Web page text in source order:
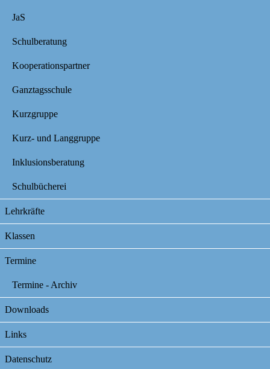
JaS
Schulberatung
Kooperationspartner
Ganztagsschule
Kurzgruppe
Kurz- und Langgruppe
Inklusionsberatung
Schulbücherei
Lehrkräfte
Klassen
Termine
Termine - Archiv
Downloads
Links
Datenschutz